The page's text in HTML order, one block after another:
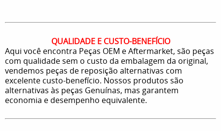
QUALIDADE E CUSTO-BENEFÍCIO
Aqui você encontra Peças OEM e Aftermarket, são peças
com qualidade sem o custo da embalagem da original,
vendemos peças de reposição alternativas com
excelente custo-benefício. Nossos produtos são
alternativas às peças Genuínas, mas garantem
economia e desempenho equivalente.